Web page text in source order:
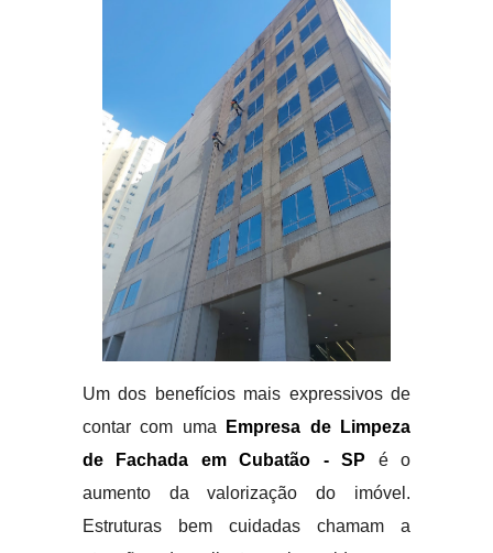
Um dos benefícios mais expressivos de
contar com uma
Empresa de Limpeza
de Fachada em Cubatão - SP é o
aumento da valorização do imóvel.
Estruturas bem cuidadas chamam a